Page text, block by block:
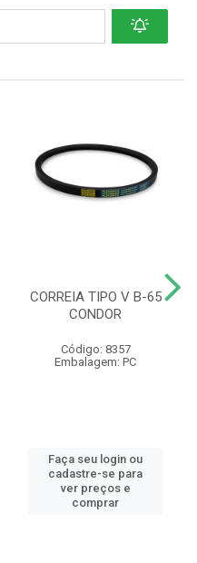
CORREIA TIPO V B-65
CONDOR
Código: 8357
Embalagem: PC
Faça seu login ou
cadastre-se para
ver preços e
comprar